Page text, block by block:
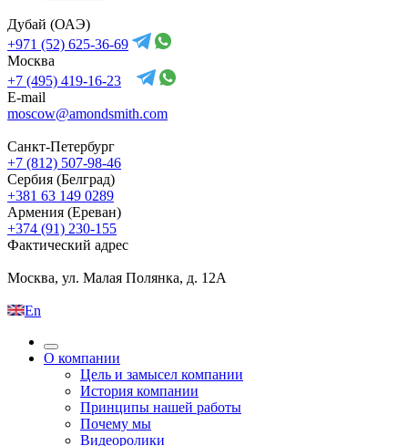
Дубай (ОАЭ)
+971 (52) 625-36-69
Москва
+7 (495) 419-16-23
E-mail
moscow@amondsmith.com
Санкт-Петербург
+7 (812) 507-98-46
Сербия (Белград)
+381 63 149 0289
Армения (Ереван)
+374 (91) 230-155
Фактический адрес
Москва, ул. Малая Полянка, д. 12А
En
О компании
Цель и замысел компании
История компании
Принципы нашей работы
Почему мы
Видеоролики